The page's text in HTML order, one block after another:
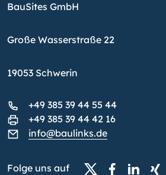
BauSites GmbH
Große Wasserstraße 22
19053 Schwerin
+49 385 39 44 55 44
+49 385 39 44 42 16
info@baulinks.de
Folge uns auf